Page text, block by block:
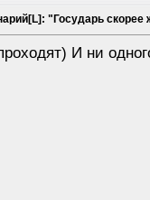
"Государь
И ни